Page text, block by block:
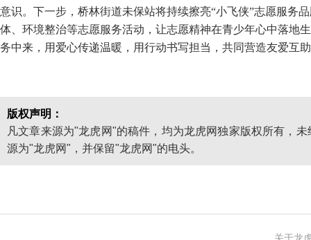
意识。下一步，桥林街道未保站将持续擦亮“小飞侠”志愿服务
体、环境整治等志愿服务活动，让志愿精神在青少年心中落地
务中来，用爱心传递温暖，用行动书写担当，共同营造友爱互
版权声明：
凡文章来源为"龙虎网"的稿件，均为龙虎网独家版权所有，
源为"龙虎网"，并保留"龙虎网"的电头。